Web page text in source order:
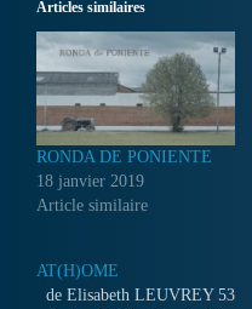
Articles similaires
RONDA DE PONIENTE
18 janvier 2019
Article similaire
AT(H)OME
de Elisabeth LEUVREY 53